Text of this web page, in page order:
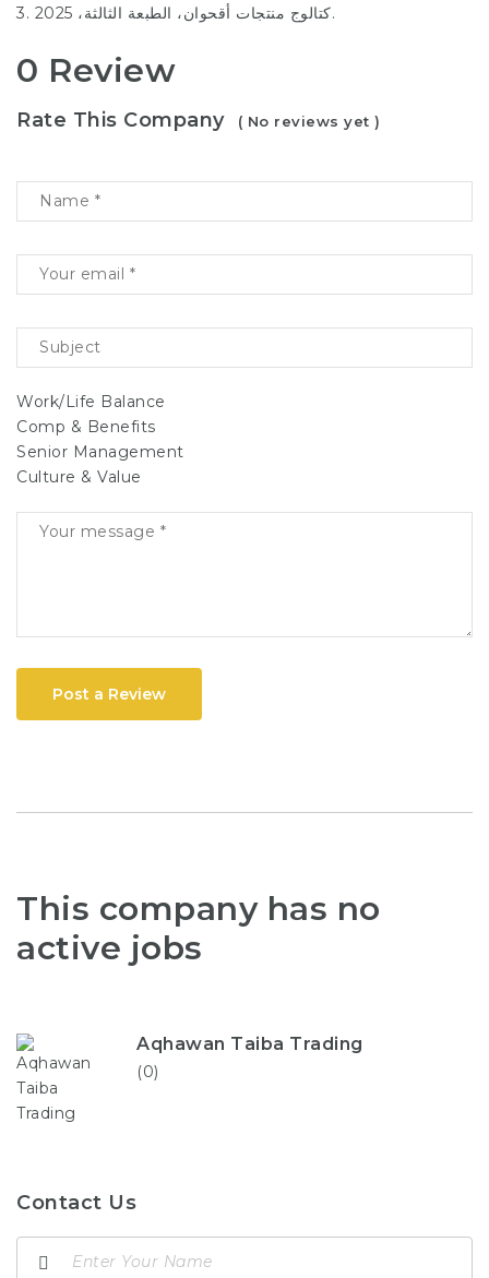
3. كتالوج منتجات أقحوان، الطبعة الثالثة، 2025.
0 Review
Rate This Company ( No reviews yet )
Work/Life Balance
Comp & Benefits
Senior Management
Culture & Value
Post a Review
This company has no
active jobs
Aqhawan Taiba Trading
(0)
Contact Us